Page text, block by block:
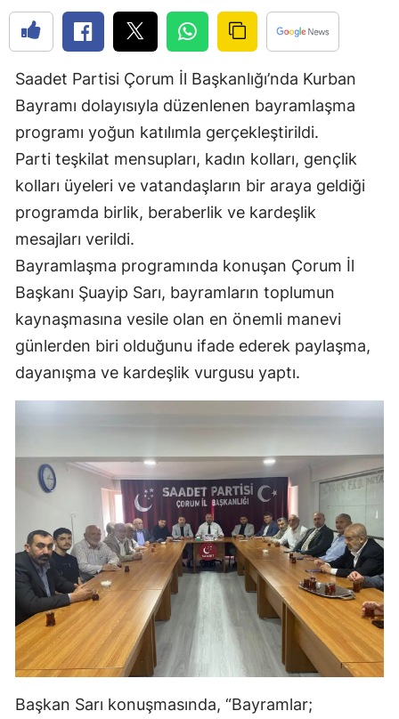
Erzincan
Erzurum
Eskişehir
Gaziantep
Giresun
Gümüşhane
Hatay
Isparta
Mersin
İstanbul
Kars
Kastamonu
Kayseri
Kırklareli
Kırşehir
Kocaeli
Konya
Kütahya
Saadet Partisi Çorum İl Başkanlığı’nda Kurban
Bayramı dolayısıyla düzenlenen bayramlaşma
programı yoğun katılımla gerçekleştirildi.
Parti teşkilat mensupları, kadın kolları, gençlik
kolları üyeleri ve vatandaşların bir araya geldiği
programda birlik, beraberlik ve kardeşlik
mesajları verildi.
Bayramlaşma programında konuşan Çorum İl
Başkanı Şuayip Sarı, bayramların toplumun
kaynaşmasına vesile olan en önemli manevi
günlerden biri olduğunu ifade ederek paylaşma,
dayanışma ve kardeşlik vurgusu yaptı.
Başkan Sarı konuşmasında, “Bayramlar;